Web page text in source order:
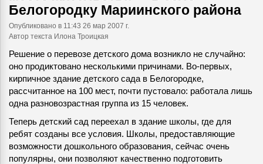
Белогородку Мариинского района
Опубликовано в 11:43 26 мар 2007 г.
Автор текста Илона Троицкая
Решение о перевозе детского дома возникло не случайно:
оно продиктовано несколькими причинами. Во-первых,
кирпичное здание детского сада в Белогородке,
рассчитанное на 100 мест, почти пустовало: работала лишь
одна разновозрастная группа из 15 человек.
Теперь детский сад переехал в здание школы, где для
ребят созданы все условия. Школы, предоставляющие
возможности дошкольного образования, сейчас очень
популярны, они позволяют качественно подготовить